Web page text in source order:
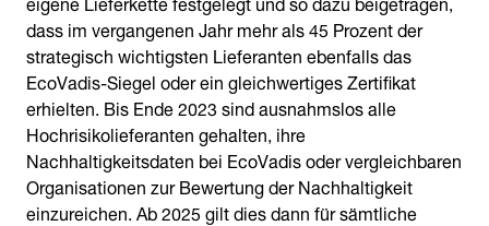
dass im vergangenen Jahr mehr als 45 Prozent der
strategisch wichtigsten Lieferanten ebenfalls das
EcoVadis-Siegel oder ein gleichwertiges Zertifikat
erhielten. Bis Ende 2023 sind ausnahmslos alle
Hochrisikolieferanten gehalten, ihre
Nachhaltigkeitsdaten bei EcoVadis oder vergleichbaren
Organisationen zur Bewertung der Nachhaltigkeit
einzureichen. Ab 2025 gilt dies dann für sämtliche